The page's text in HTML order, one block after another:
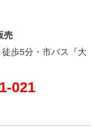
売
歩5分・市バス『大
021